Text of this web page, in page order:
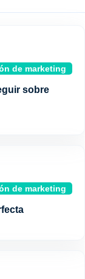
de marketing
sobre
de marketing